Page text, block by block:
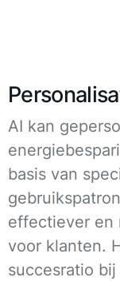
AI kan
basis van
effectiever en
voor klanten.
succesratio